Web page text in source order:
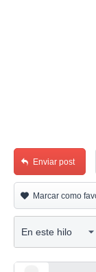
Enviar post
Marcar como